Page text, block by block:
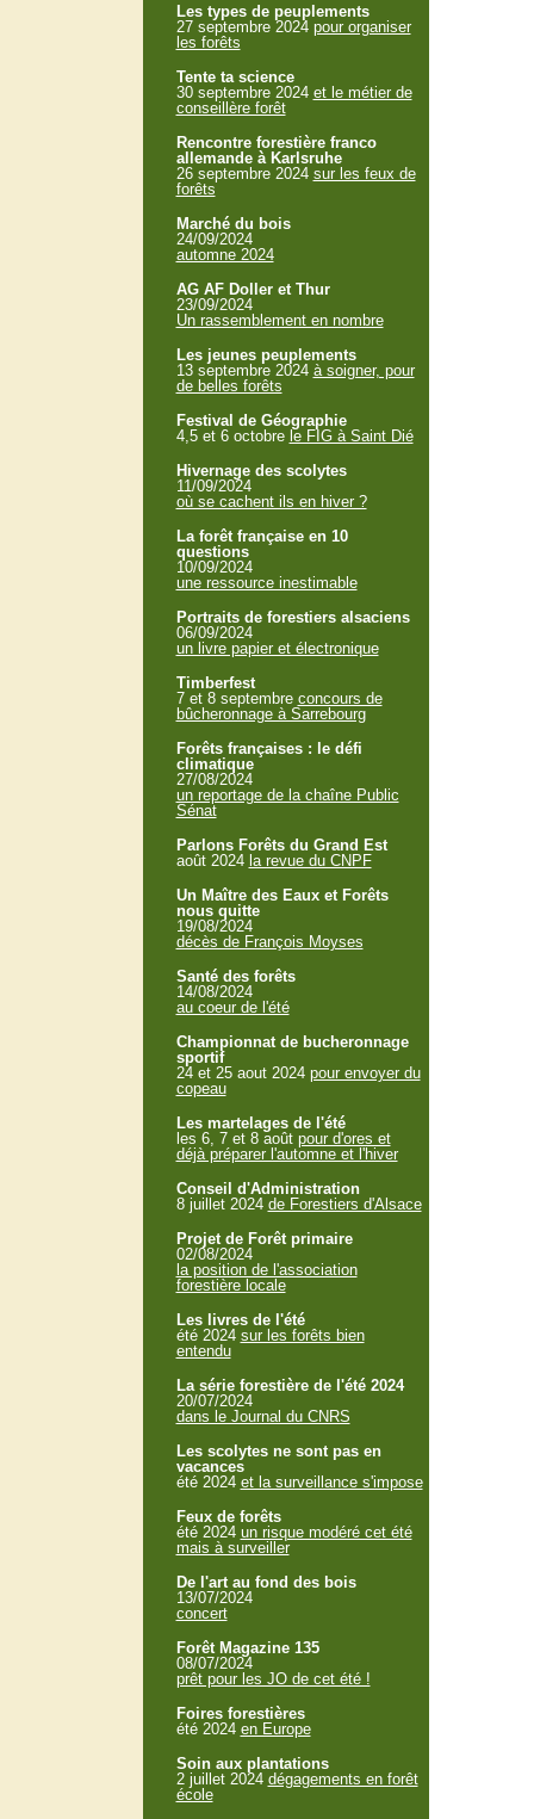
Les types de peuplements
27 septembre 2024 pour organiser
les forêts
Tente ta science
30 septembre 2024 et le métier de
conseillère forêt
Rencontre forestière franco
allemande à Karlsruhe
26 septembre 2024 sur les feux de
forêts
Marché du bois
24/09/2024
automne 2024
AG AF Doller et Thur
23/09/2024
Un rassemblement en nombre
Les jeunes peuplements
13 septembre 2024 à soigner, pour
de belles forêts
Festival de Géographie
4,5 et 6 octobre le FIG à Saint Dié
Hivernage des scolytes
11/09/2024
où se cachent ils en hiver ?
La forêt française en 10
questions
10/09/2024
une ressource inestimable
Portraits de forestiers alsaciens
06/09/2024
un livre papier et électronique
Timberfest
7 et 8 septembre concours de
bûcheronnage à Sarrebourg
Forêts françaises : le défi
climatique
27/08/2024
un reportage de la chaîne Public
Sénat
Parlons Forêts du Grand Est
août 2024 la revue du CNPF
Un Maître des Eaux et Forêts
nous quitte
19/08/2024
décès de François Moyses
Santé des forêts
14/08/2024
au coeur de l'été
Championnat de bucheronnage
sportif
24 et 25 aout 2024 pour envoyer du
copeau
Les martelages de l'été
les 6, 7 et 8 août pour d'ores et
déjà préparer l'automne et l'hiver
Conseil d'Administration
8 juillet 2024 de Forestiers d'Alsace
Projet de Forêt primaire
02/08/2024
la position de l'association
forestière locale
Les livres de l'été
été 2024 sur les forêts bien
entendu
La série forestière de l'été 2024
20/07/2024
dans le Journal du CNRS
Les scolytes ne sont pas en
vacances
été 2024 et la surveillance s'impose
Feux de forêts
été 2024 un risque modéré cet été
mais à surveiller
De l'art au fond des bois
13/07/2024
concert
Forêt Magazine 135
08/07/2024
prêt pour les JO de cet été !
Foires forestières
été 2024 en Europe
Soin aux plantations
2 juillet 2024 dégagements en forêt
école